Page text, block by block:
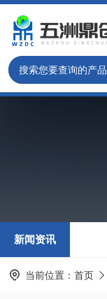
新闻资讯
当前位置： 首页